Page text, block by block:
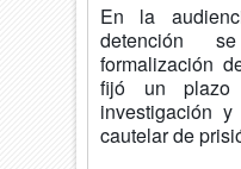
En la
detención
formalización
fijó un
investigación
cautelar de